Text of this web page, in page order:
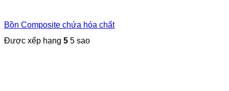
Bồn Composite chứa hóa chất
Được xếp hạng 5 5 sao